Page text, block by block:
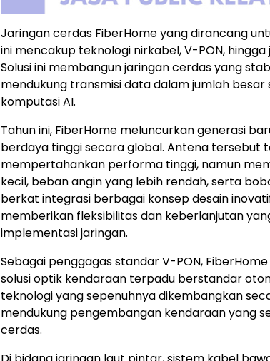
Jaringan cerdas FiberHome yang dirancang
ini mencakup teknologi nirkabel, V-PON,
Solusi ini membangun jaringan cerdas yang
mendukung transmisi data dalam jumlah besar
komputasi AI.
Tahun ini, FiberHome meluncurkan generasi
berdaya tinggi secara global. Antena tersebut
mempertahankan performa tinggi, namun
kecil, beban angin yang lebih rendah, serta
berkat integrasi berbagai konsep desain
memberikan fleksibilitas dan keberlanjutan
implementasi jaringan.
Sebagai penggagas standar V-PON,
solusi optik kendaraan terpadu berstandar
teknologi yang sepenuhnya dikembangkan
mendukung pengembangan kendaraan yang
cerdas.